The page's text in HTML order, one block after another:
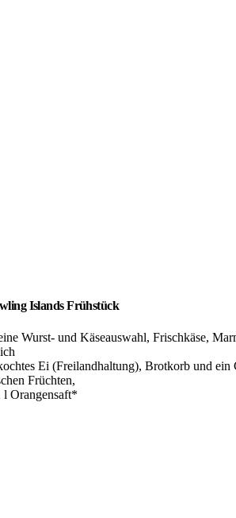
Islands Frühstück
Wurst- und Käseauswahl, Frischkäse,
Ei (Freilandhaltung), Brotkorb und ein
Früchten,
l Orangensaft*